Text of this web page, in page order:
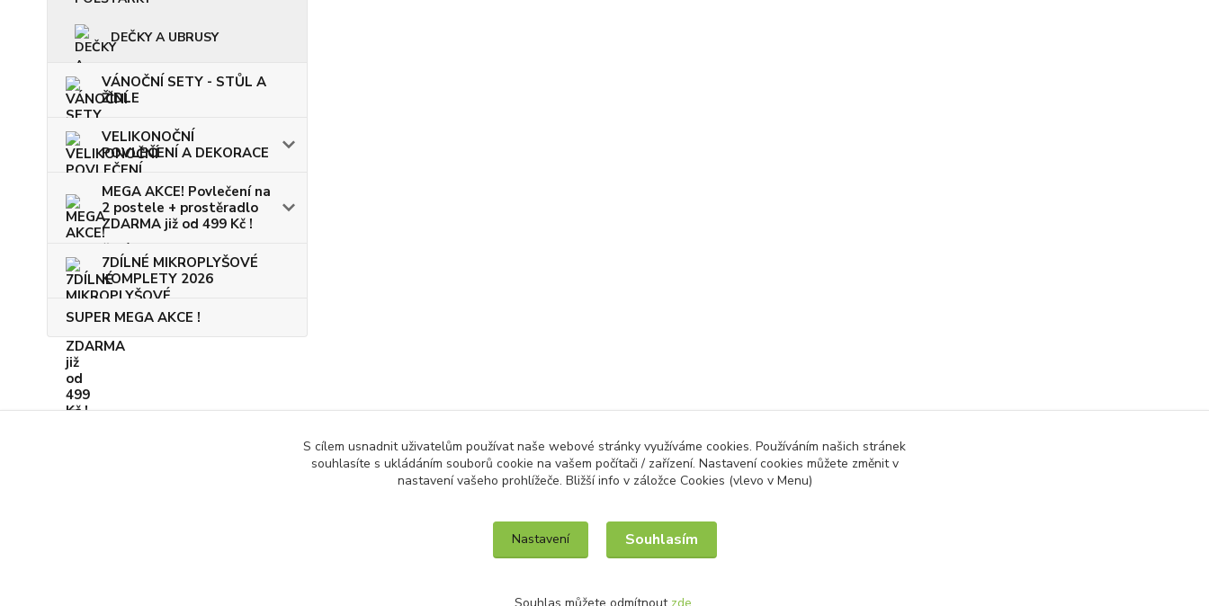
DEČKY A UBRUSY
VÁNOČNÍ SETY - STŮL A
ŽIDLE
VELIKONOČNÍ
POVLEČENÍ A DEKORACE
MEGA AKCE! Povlečení na
2 postele + prostěradlo
ZDARMA již od 499 Kč !
7DÍLNÉ MIKROPLYŠOVÉ
KOMPLETY 2026
SUPER MEGA AKCE !
S cílem usnadnit uživatelům používat naše webové stránky využíváme cookies. Používáním našich stránek
souhlasíte s ukládáním souborů cookie na vašem počítači / zařízení. Nastavení cookies můžete změnit v
nastavení vašeho prohlížeče. Bližší info v záložce Cookies (vlevo v Menu)
Nastavení Souhlasím